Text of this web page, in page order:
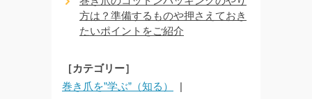
方は？準備するものや押さえておき
たいポイントをご紹介
［カテゴリー］
巻き爪を”学ぶ”（知る）